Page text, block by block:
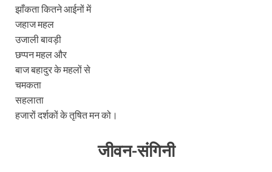
झाँकता कितने आईनों में
जहाज महल
उजाली बावड़ी
छप्पन महल और
बाज बहादुर के महलों से
चमकता
सहलाता
हजारों दर्शकों के तृषित मन को।
जीवन-संगिनी